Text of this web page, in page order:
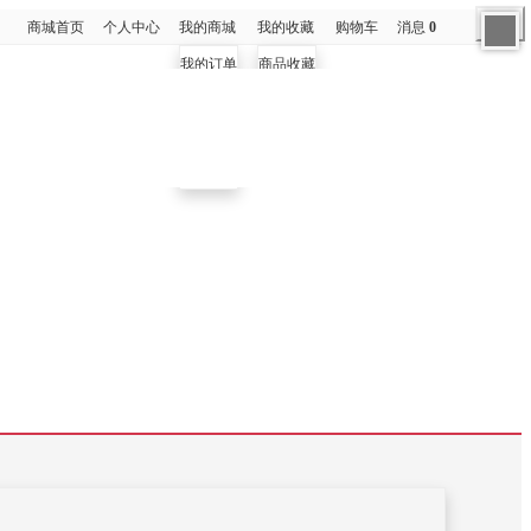
商城首页 个人中心 我的商城
我的订单
我的收藏
商品收藏
购物车 消息 0